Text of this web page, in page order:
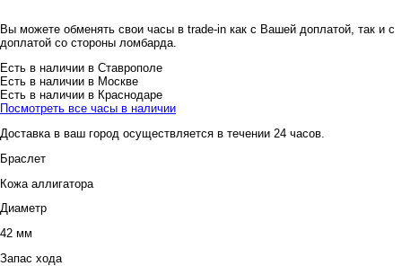
Вы можете обменять свои часы в trade-in как с Вашей доплатой, так и с
доплатой со стороны ломбарда.
Есть в наличии в Ставрополе
Есть в наличии в Москве
Есть в наличии в Краснодаре
Посмотреть все часы в наличии
Доставка в ваш город осуществляется в течении 24 часов.
Браслет
Кожа аллигатора
Диаметр
42 мм
Запас хода